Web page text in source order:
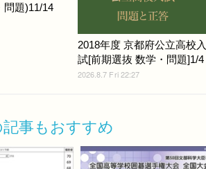
問題)11/14
2018年度 京都府公立高校入
試[前期選抜 数学・問題]1/4
2026.8.7 Fri 22:27
事もおすすめ